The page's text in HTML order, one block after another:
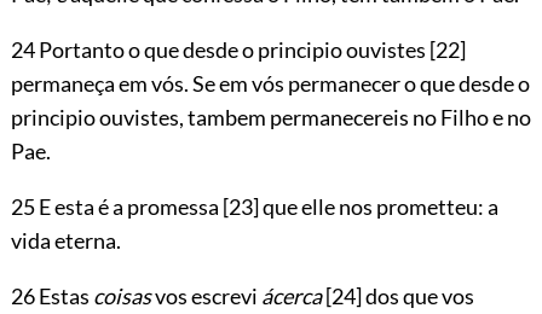
24 Portanto o que desde o principio ouvistes [22]
permaneça em vós. Se em vós permanecer o que desde o
principio ouvistes, tambem permanecereis no Filho e no
Pae.
25 E esta é a promessa [23]que elle nos prometteu: a
vida eterna.
26 Estas coisasvos escrevi ácerca[24]dos que vos